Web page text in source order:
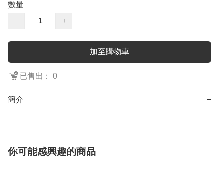
數量
−
+
加至購物車
已售出： 0
簡介 −
你可能感興趣的商品